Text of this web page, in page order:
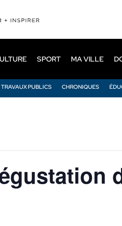
TRAVAUX PUBLICS CHRONIQUES
SPORT MA VILLE